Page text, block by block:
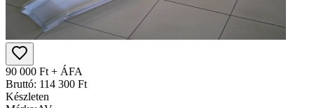
90 000 Ft + ÁFA
Bruttó: 114 300 Ft
Készleten